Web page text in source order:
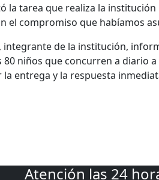
la tarea que realiza la
el compromiso que habíamos
integrante de la institución,
80 niños que concurren a diario
entrega y la respuesta
Atención las 24